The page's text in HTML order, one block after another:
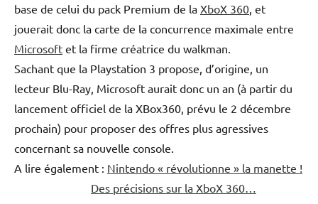
base de celui du pack Premium de la XboX 360 , et
jouerait donc la carte de la concurrence maximale entre
Microsoft et la firme créatrice du walkman.
Sachant que la Playstation 3 propose, d’origine, un
lecteur Blu-Ray, Microsoft aurait donc un an (à partir du
lancement officiel de la XBox360, prévu le 2 décembre
prochain) pour proposer des offres plus agressives
concernant sa nouvelle console.
A lire également : Nintendo « révolutionne » la manette !
Des précisions sur la XboX 360…